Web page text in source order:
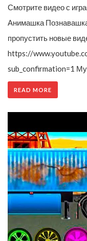
Смотрите видео с
Анимашка
пропустить новые
https://
sub_confirmation=1
READ MORE